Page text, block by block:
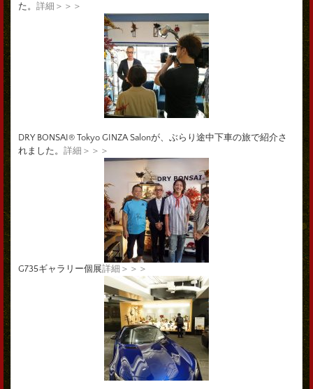
た。 詳細＞＞＞
DRY BONSAI® Tokyo GINZA Salonが、ぶらり途中下車の旅で紹介さ
れました。 詳細＞＞＞
G735ギャラリー個展詳細＞＞＞